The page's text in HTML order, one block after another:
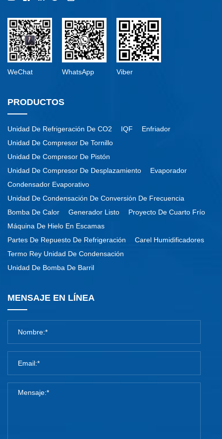
WeChat WhatsApp Viber
PRODUCTOS
Unidad De Refrigeración De CO2 IQF
Enfriador
Unidad De Compresor De Tornillo
Unidad De Compresor De Pistón
Unidad De Compresor De Desplazamiento
Evaporador
Condensador Evaporativo
Unidad De Condensación De Conversión De Frecuencia
Bomba De Calor
Generador Listo
Proyecto De Cuarto Frío
Máquina De Hielo En Escamas
Partes De Repuesto De Refrigeración
Carel Humidificadores
Termo Rey Unidad De Condensación
Unidad De Bomba De Barril
MENSAJE EN LÍNEA